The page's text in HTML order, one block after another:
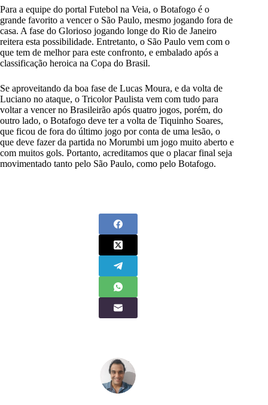
57 Joao Pedro Galvao de Carvalho
19 Diego Costa
18 Lucas Fernandes
94 Philipe Sampaio
27 Carlos Alberto
Matheus Nascimento
16 Hugo
1 Roberto Fernandez
37 Jose Antonio dos Santos Junior
Para a equipe do portal Futebol na Veia, o Botafogo é o
grande favorito a vencer o São Paulo, mesmo jogando fora de
casa. A fase do Glorioso jogando longe do Rio de Janeiro
reitera esta possibilidade. Entretanto, o São Paulo vem com o
que tem de melhor para este confronto, e embalado após a
classificação heroica na Copa do Brasil.
Se aproveitando da boa fase de Lucas Moura, e da volta de
Luciano no ataque, o Tricolor Paulista vem com tudo para
voltar a vencer no Brasileirão após quatro jogos, porém, do
outro lado, o Botafogo deve ter a volta de Tiquinho Soares,
que ficou de fora do último jogo por conta de uma lesão, o
que deve fazer da partida no Morumbi um jogo muito aberto e
com muitos gols. Portanto, acreditamos que o placar final seja
movimentado tanto pelo São Paulo, como pelo Botafogo.